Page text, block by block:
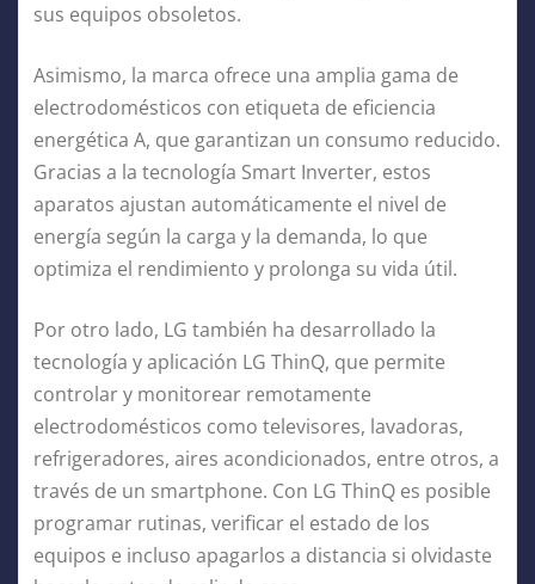
sus equipos obsoletos.
Asimismo, la marca ofrece una amplia gama de
electrodomésticos con etiqueta de eficiencia
energética A, que garantizan un consumo reducido.
Gracias a la tecnología Smart Inverter, estos
aparatos ajustan automáticamente el nivel de
energía según la carga y la demanda, lo que
optimiza el rendimiento y prolonga su vida útil.
Por otro lado, LG también ha desarrollado la
tecnología y aplicación LG ThinQ, que permite
controlar y monitorear remotamente
electrodomésticos como televisores, lavadoras,
refrigeradores, aires acondicionados, entre otros, a
través de un smartphone. Con LG ThinQ es posible
programar rutinas, verificar el estado de los
equipos e incluso apagarlos a distancia si olvidaste